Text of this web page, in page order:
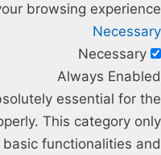
browsing experience.
Necessary
Necessary
Always Enabled
essential for the
This category only
functionalities and